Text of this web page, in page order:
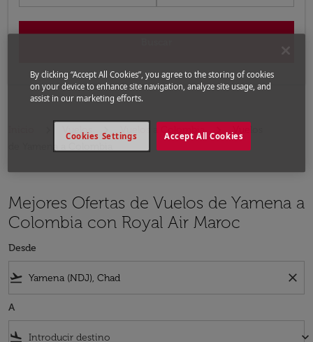
Vuelos Vuelos a Colombia
Vuelos
Mejores Ofertas de Vuelos de Yamena a
Colombia con Royal Air Maroc
Desde
flight_takeoff close
A
flight_land keyboard_arrow_down
By clicking “Accept All Cookies”, you agree to the storing of cookies
on your device to enhance site navigation, analyze site usage, and
assist in our marketing efforts.
Accept All Cookies
Cookies Settings